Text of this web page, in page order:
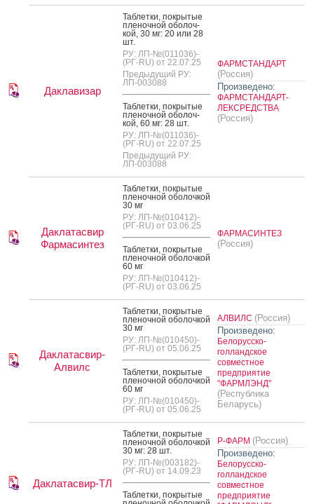
Даклавизар
Таб­летки, пок­ры­тые
пле­ноч­ной обо­лоч­
кой, 30 мг: 20 или 28
шт.
РУ: ЛП-№(011036)-
(РГ-RU) от 22.07.25
Предыдущий РУ:
ЛП-003088
Таб­летки, пок­ры­тые
пле­ноч­ной обо­лоч­
кой, 60 мг: 28 шт.
РУ: ЛП-№(011036)-
(РГ-RU) от 22.07.25
Предыдущий РУ:
ЛП-003088
ФАРМСТАНДАРТ
(Россия)
Произведено:
ФАРМСТАНДАРТ-
ЛЕКСРЕДСТВА
(Россия)
Даклатасвир
Фармасинтез
Таб­летки, пок­ры­тые
пле­ноч­ной обо­лоч­кой
30 мг
РУ: ЛП-№(010412)-
(РГ-RU) от 03.06.25
Таб­летки, пок­ры­тые
пле­ноч­ной обо­лоч­кой
60 мг
РУ: ЛП-№(010412)-
(РГ-RU) от 03.06.25
ФАРМАСИНТЕЗ
(Россия)
Даклатасвир-
Алвилс
Таб­летки, пок­ры­тые
пле­ноч­ной обо­лоч­кой
30 мг
РУ: ЛП-№(010450)-
(РГ-RU) от 05.06.25
Таб­летки, пок­ры­тые
пле­ноч­ной обо­лоч­кой
60 мг
РУ: ЛП-№(010450)-
(РГ-RU) от 05.06.25
АЛВИЛС (Россия)
Произведено:
Белорусско-
голландское
совместное
предприятие
"ФАРМЛЭНД"
(Республика
Беларусь)
Даклатасвир-ТЛ
Таб­летки, пок­ры­тые
пле­ноч­ной обо­лоч­кой
30 мг: 28 шт.
РУ: ЛП-№(003182)-
(РГ-RU) от 14.09.23
Таб­летки, пок­ры­тые
Р-ФАРМ (Россия)
Произведено:
Белорусско-
голландское
совместное
предприятие